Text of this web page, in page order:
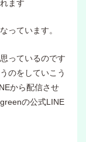
ます
っています。
っているのです
のをしていこう
から配信させ
の公式LINE